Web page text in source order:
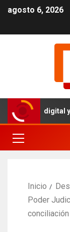
agosto 6, 2026
digital y el
Inicio
Poder